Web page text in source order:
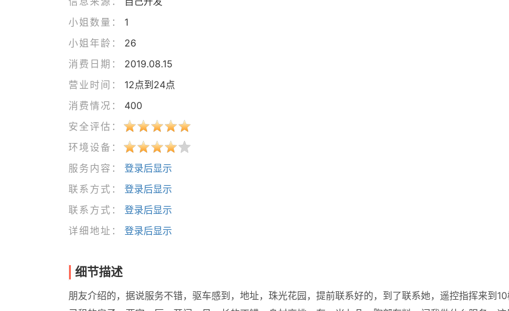
小姐数量：
1
小姐年龄：
26
消费日期：
2019.08.15
营业时间：
12点到24点
消费情况：
400
安全评估：
环境设备：
服务内容：
登录后显示
联系方式：
登录后显示
联系方式：
登录后显示
详细地址：
登录后显示
细节描述
朋友介绍的，据说服务不错，驱车感到，地址，珠光花园，提前联系好的，到了联系她，遥控指挥来到10